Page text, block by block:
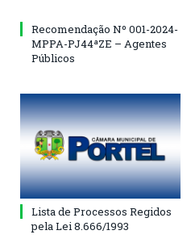
Recomendação Nº 001-2024-
MPPA-PJ44ªZE – Agentes
Públicos
Lista de Processos Regidos
pela Lei 8.666/1993